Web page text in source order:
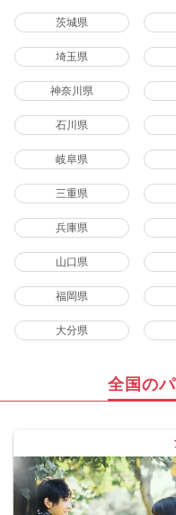
茨城県
埼玉県
神奈川県
石川県
岐阜県
三重県
兵庫県
山口県
福岡県
大分県
全国の